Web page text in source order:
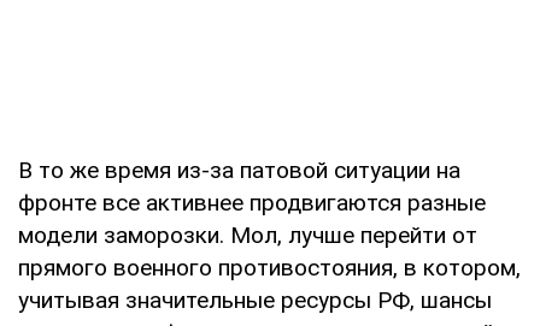
В то же время из-за патовой ситуации на
фронте все активнее продвигаются разные
модели заморозки. Мол, лучше перейти от
прямого военного противостояния, в котором,
учитывая значительные ресурсы РФ, шансы